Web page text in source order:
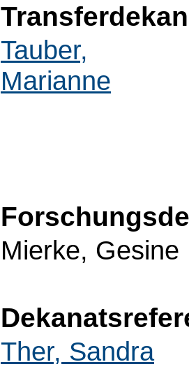
Tauber,
Marianne
Mierke, Gesine
Ther, Sandra